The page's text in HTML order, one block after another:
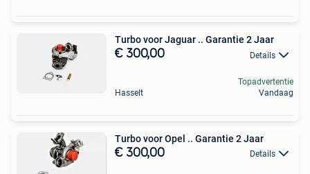
Turbo voor Jaguar .. Garantie 2 Jaar
€ 300,00 Details
Hasselt
Topadvertentie
Vandaag
Turbo voor Opel .. Garantie 2 Jaar
€ 300,00 Details